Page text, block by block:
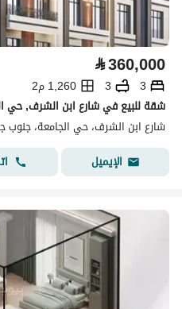
⃁360,000
3
3
1,260 م2
شقة للبيع في شارع ابن الشرف, حي
شارع ابن الشرف، حي الجامعة، جنوب
الإيميل